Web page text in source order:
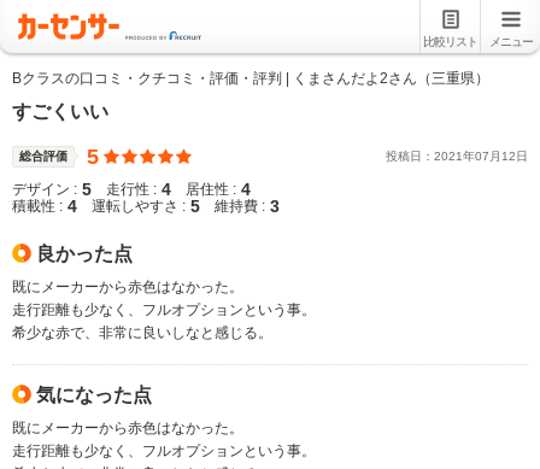
比較リスト メニュー
Bクラスの口コミ・クチコミ・評価・評判 | くまさんだよ2さん（三重県）
すごくいい
総合評価 5 投稿日： 2021年07 月 12日
デザイン : 5 走行性 : 4 居住性 : 4
積載性 : 4 運転しやすさ : 5 維持費 : 3
良かった点
既にメーカーから赤色はなかった。
走行距離も少なく、フルオプションという事。
希少な赤で、非常に良いしなと感じる。
気になった点
既にメーカーから赤色はなかった。
走行距離も少なく、フルオプションという事。